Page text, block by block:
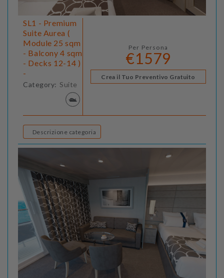
SL1 - Premium
Suite Aurea (
Module 25 sqm
- Balcony 4 sqm
- Decks 12-14 )
-
Category: Suite
Per Persona
€1579
Crea il Tuo Preventivo Gratuito
Descrizione categoria